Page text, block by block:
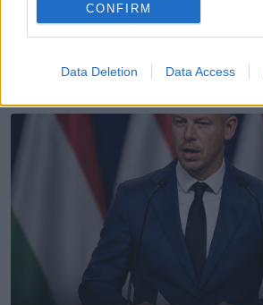
CONFIRM
Data Deletion Data Access
További bejegyzések